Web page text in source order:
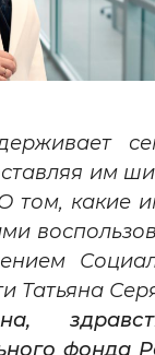
им
том, какие
Татьяна
фонда